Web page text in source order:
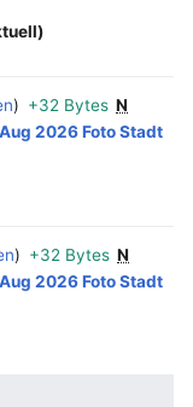
+32 Bytes N
2026 Foto Stadt
+32 Bytes N
2026 Foto Stadt